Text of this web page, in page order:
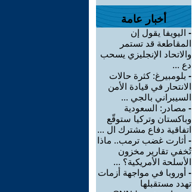
أخبار عامة
- اليويفا يقول إن
المقاطعة قد تستمر
والاتحاد الإنجليزي يسحب
دع ...
- بلومبيرغ: كثرة حالات
الانتحار في قيادة الأمن
السيبراني بالجي ...
- مصادر: السعودية
وباكستان وتركيا ستوقّع
اتفاقية دفاع مشترك ال ...
- أثارت غضب ترمب.. ماذا
تُخفي تقارير مخزون
الأسلحة الأمريكية؟ ...
- أوروبا في مواجهة أزمات
تهدد مستقبلها